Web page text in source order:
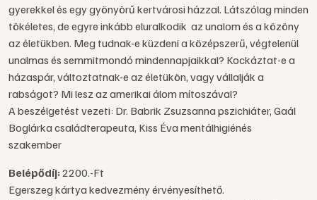
gyerekkel és egy gyönyörű kertvárosi házzal. Látszólag minden
tökéletes, de egyre inkább eluralkodik az unalom és a közöny
az életükben. Meg tudnak-e küzdeni a középszerű, végtelenül
unalmas és semmitmondó mindennapjaikkal? Kockáztat-e a
házaspár, változtatnak-e az életükön, vagy vállalják a
rabságot? Mi lesz az amerikai álom mítoszával?
A beszélgetést vezeti: Dr. Babrik Zsuzsanna pszichiáter, Gaál
Boglárka családterapeuta, Kiss Éva mentálhigiénés
szakember
Belépődíj:2200.-Ft
Egerszeg kártya kedvezmény érvényesíthető.